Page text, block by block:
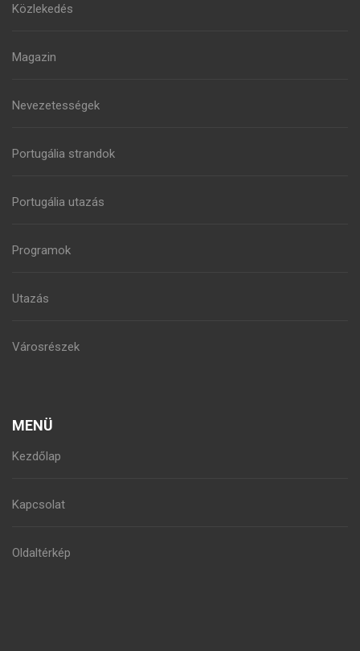
Közlekedés
Magazin
Nevezetességek
Portugália strandok
Portugália utazás
Programok
Utazás
Városrészek
MENÜ
Kezdőlap
Kapcsolat
Oldaltérkép